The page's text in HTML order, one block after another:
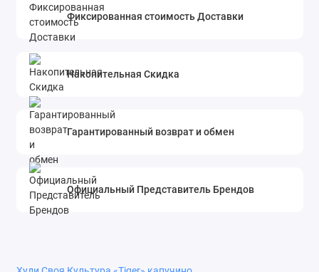
Фиксированная стоимость Доставки
Накопительная Скидка
Гарантированный возврат и обмен
Официальный Представитель Брендов